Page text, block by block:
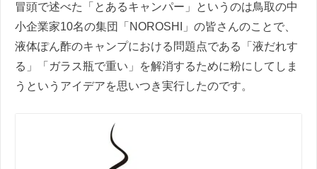
冒頭で述べた「とあるキャンパー」というのは鳥取の中
小企業家10名の集団「NOROSHI」の皆さんのことで、
液体ぽん酢のキャンプにおける問題点である「液だれす
る」「ガラス瓶で重い」を解消するために粉にしてしま
うというアイデアを思いつき実行したのです。